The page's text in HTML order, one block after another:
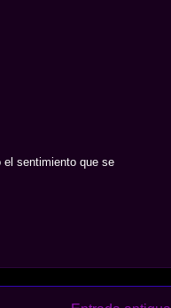
el sentimiento que se